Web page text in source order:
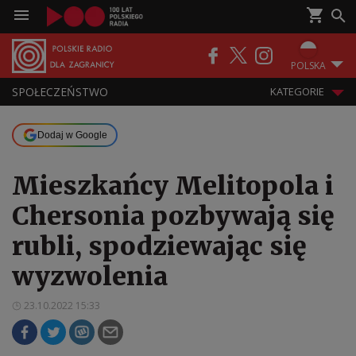
POLSKA
SPOŁECZEŃSTWO KATEGORIE
Dodaj w Google
Mieszkańcy Melitopola i
Chersonia pozbywają się
rubli, spodziewając się
wyzwolenia
23.10.2022 15:33